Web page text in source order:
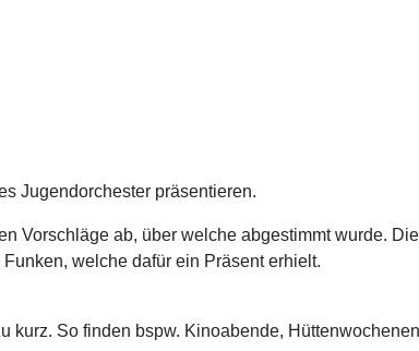
Jugendorchester präsentieren.
Vorschläge ab, über welche abgestimmt wurde.
Funken, welche dafür ein Präsent erhielt.
kurz. So finden bspw. Kinoabende,